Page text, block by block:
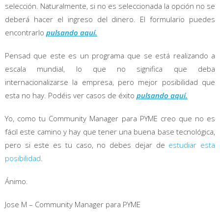
selección. Naturalmente, si no es seleccionada la opción no se
deberá hacer el ingreso del dinero. El formulario puedes
encontrarlo pulsando aquí.
Pensad que este es un programa que se está realizando a
escala mundial, lo que no significa que deba
internacionalizarse la empresa, pero mejor posibilidad que
esta no hay. Podéis ver casos de éxito pulsando aquí.
Yo, como tu Community Manager para PYME creo que no es
fácil este camino y hay que tener una buena base tecnológica,
pero si este es tu caso, no debes dejar de estudiar esta
posibilidad
Ánimo.
Jose M – Community Manager para PYME